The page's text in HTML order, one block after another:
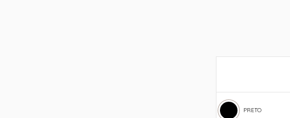
PRETO